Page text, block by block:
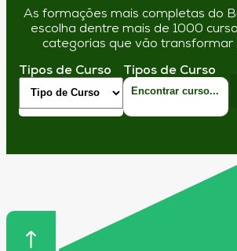
As formações mais completas do
escolha dentre mais de 1000
categorias que vão transformar
Tipos de Curso Tipos de Curso